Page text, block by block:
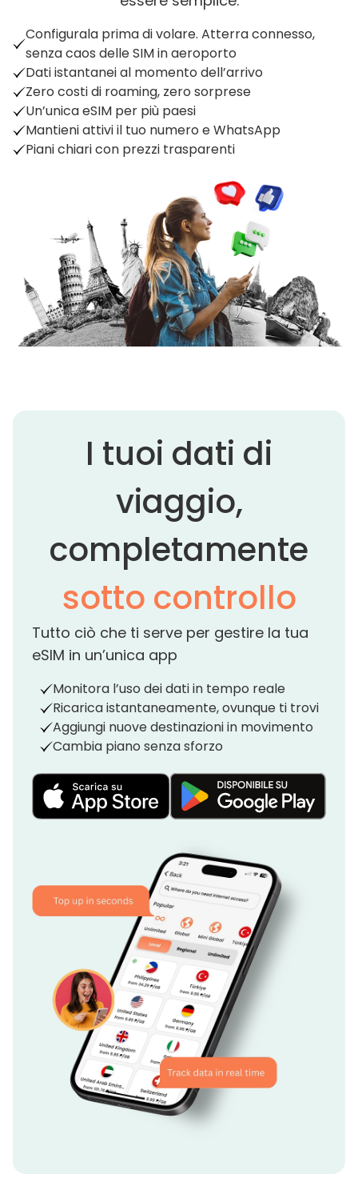
Configurala prima di volare. Atterra connesso,
senza caos delle SIM in aeroporto
Dati istantanei al momento dell’arrivo
Zero costi di roaming, zero sorprese
Un’unica eSIM per più paesi
Mantieni attivi il tuo numero e WhatsApp
Piani chiari con prezzi trasparenti
I tuoi dati di
viaggio,
completamente
sotto controllo
Tutto ciò che ti serve per gestire la tua
eSIM in un’unica app
Monitora l’uso dei dati in tempo reale
Ricarica istantaneamente, ovunque ti trovi
Aggiungi nuove destinazioni in movimento
Cambia piano senza sforzo